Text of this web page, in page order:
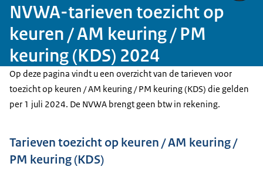
NVWA-tarieven toezicht op
keuren / AM keuring / PM
keuring (KDS) 2024
Op deze pagina vindt u een overzicht van de tarieven voor
toezicht op keuren / AM keuring / PM keuring (KDS) die gelden
per 1 juli 2024. De NVWA brengt geen btw in rekening.
Tarieven toezicht op keuren / AM keuring /
PM keuring (KDS)